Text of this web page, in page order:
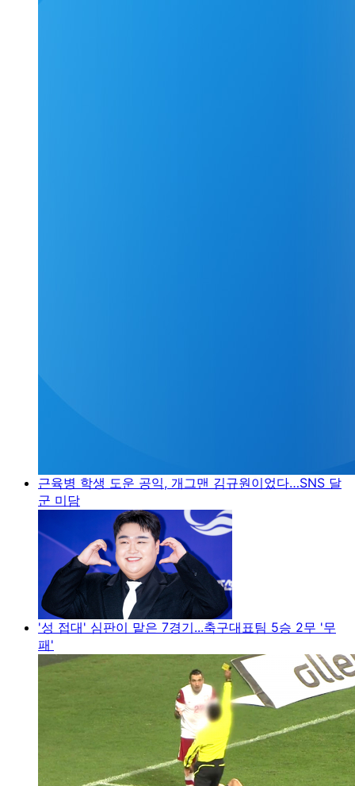
근육병 학생 도운 공익, 개그맨 김규원이었다…SNS 달
군 미담
'성 접대' 심판이 맡은 7경기...축구대표팀 5승 2무 '무
패'